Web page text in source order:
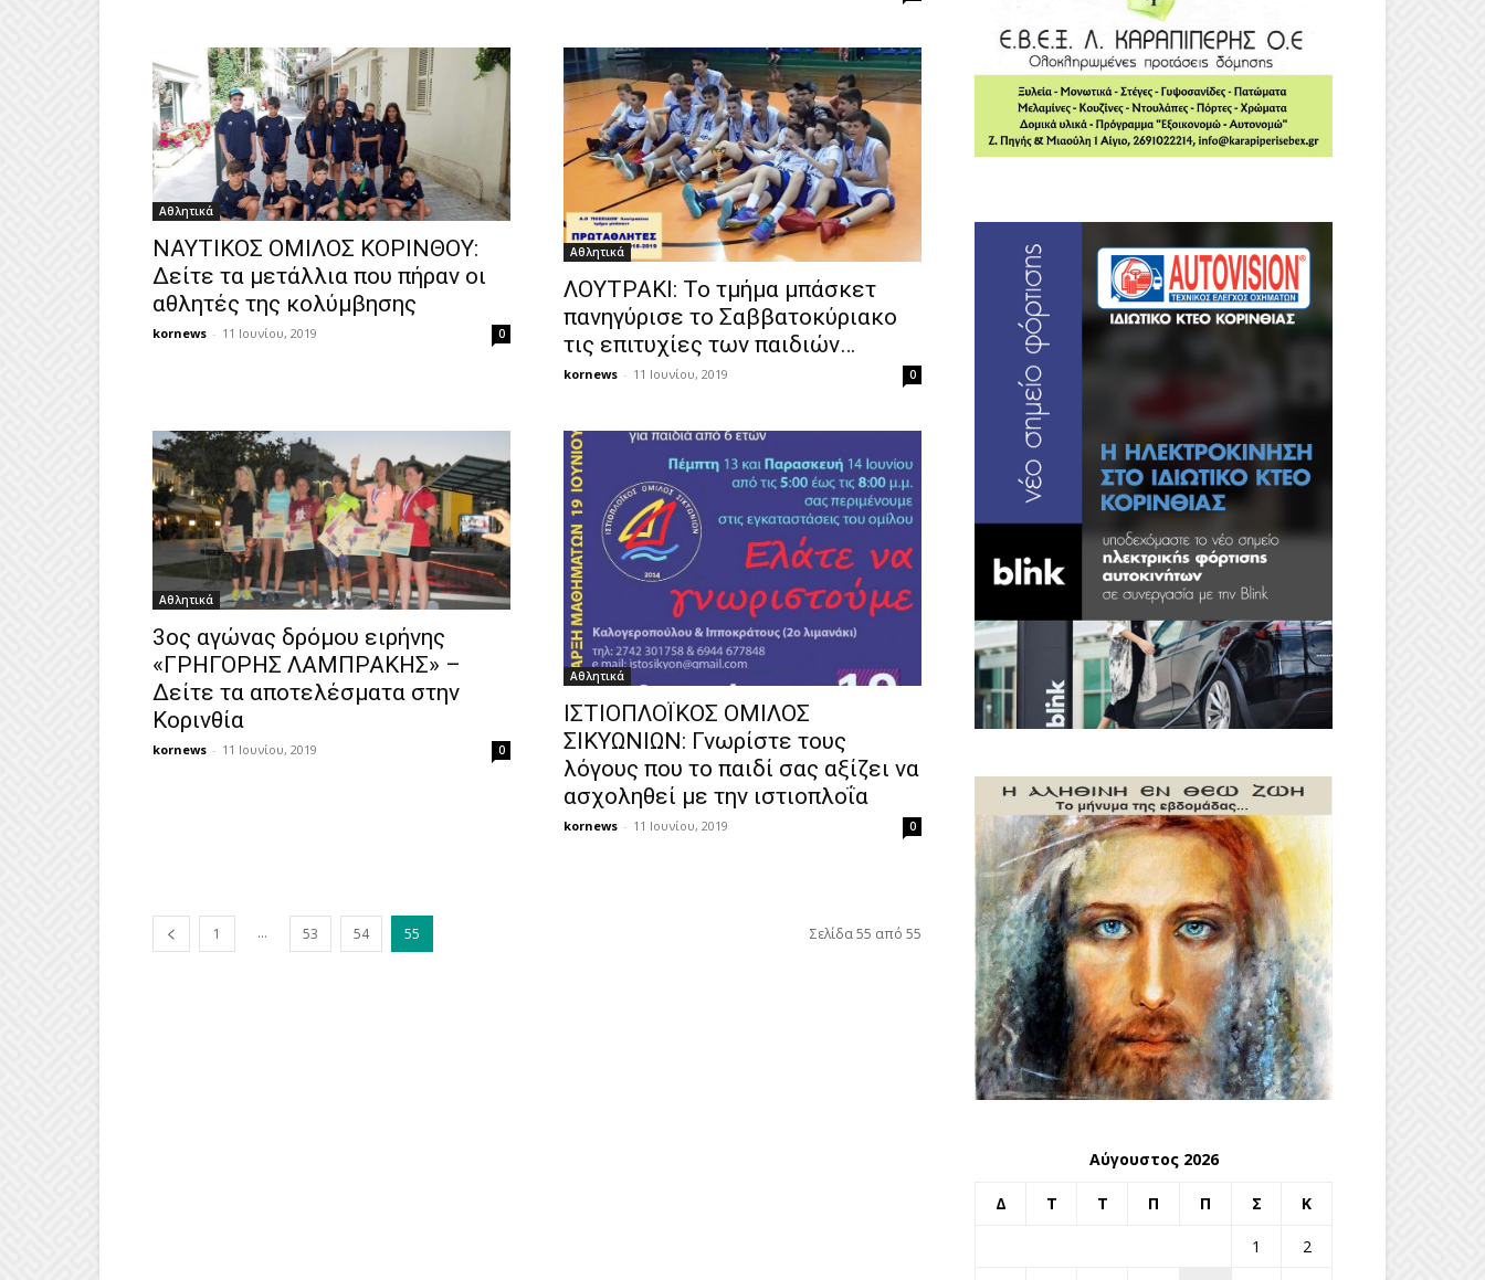
Αθλητικά
ΝΑΥΤΙΚΟΣ ΟΜΙΛΟΣ ΚΟΡΙΝΘΟΥ:
Δείτε τα μετάλλια που πήραν οι
αθλητές της κολύμβησης
kornews - 11 Ιουνίου, 2019 0
Αθλητικά
ΛΟΥΤΡΑΚΙ: Το τμήμα μπάσκετ
πανηγύρισε το Σαββατοκύριακο
τις επιτυχίες των παιδιών…
kornews - 11 Ιουνίου, 2019 0
Αθλητικά
3ος αγώνας δρόμου ειρήνης
«ΓΡΗΓΟΡΗΣ ΛΑΜΠΡΑΚΗΣ» –
Δείτε τα αποτελέσματα στην
Κορινθία
kornews - 11 Ιουνίου, 2019 0
Αθλητικά
ΙΣΤΙΟΠΛΟΪΚΟΣ ΟΜΙΛΟΣ
ΣΙΚΥΩΝΙΩΝ: Γνωρίστε τους
λόγους που το παιδί σας αξίζει να
ασχοληθεί με την ιστιοπλοΐα
kornews - 11 Ιουνίου, 2019 0
1 ... 53 54 55 Σελίδα 55 από 55
Αύγουστος 2026
Δ Τ Τ Π Π Σ Κ
1
2